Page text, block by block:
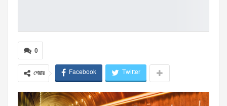
0
শেয়ার Facebook Twitter